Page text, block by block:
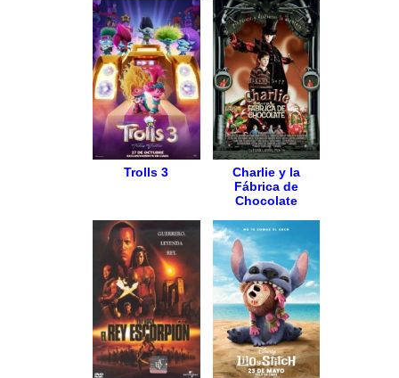
Trolls 3
Charlie y la
Fábrica de
Chocolate